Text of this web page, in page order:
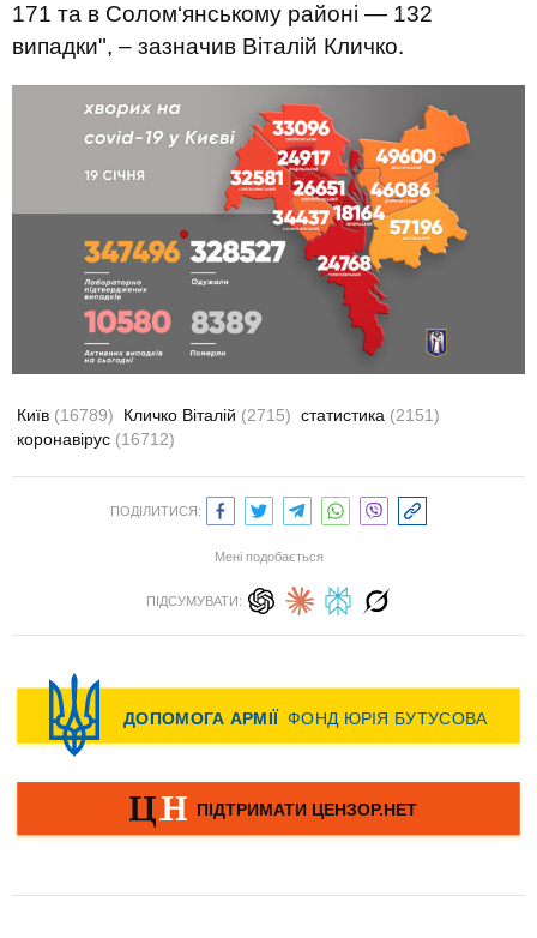
171 та в Солом‘янському районі — 132
випадки", – зазначив Віталій Кличко.
Київ (16789) Кличко Віталій (2715) статистика (2151)
коронавірус (16712)
ПОДІЛИТИСЯ:
Мені подобається
ПІДСУМУВАТИ: